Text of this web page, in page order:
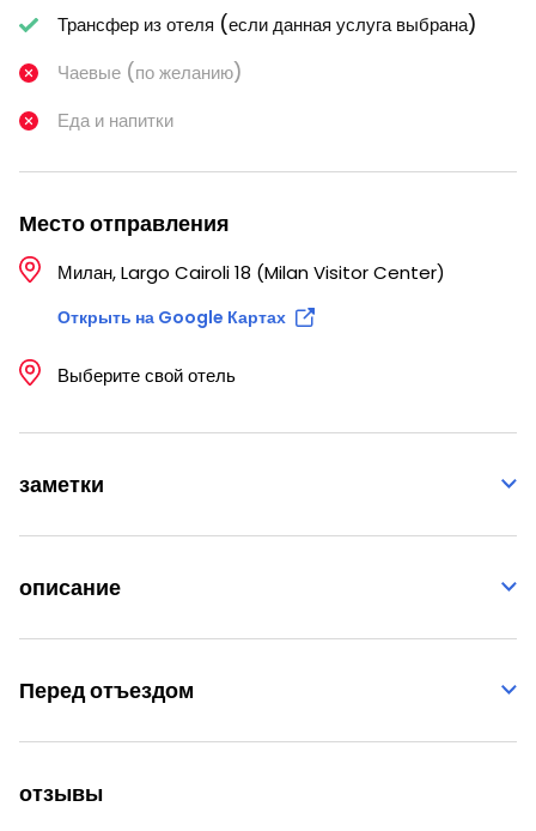
Трансфер из отеля (если данная услуга выбрана)
Чаевые (по желанию)
Еда и напитки
Место отправления
Милан, Largo Cairoli 18 (Milan Visitor Center)
Открыть на Google Картах
Выберите свой отель
заметки
описание
Перед отъездом
отзывы